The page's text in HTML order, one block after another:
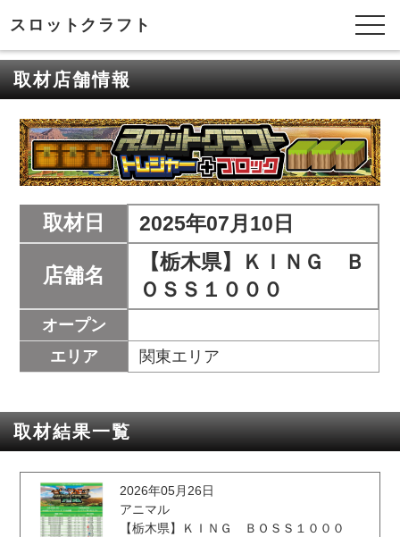
スロットクラフト
取材店舗情報
取材日 2025年07月10日
店舗名
【栃木県】ＫＩＮＧ Ｂ
ＯＳＳ１０００
オープン
エリア
関東エリア
取材結果一覧
2026年05月26日
アニマル
【栃木県】ＫＩＮＧ ＢＯＳＳ１０００